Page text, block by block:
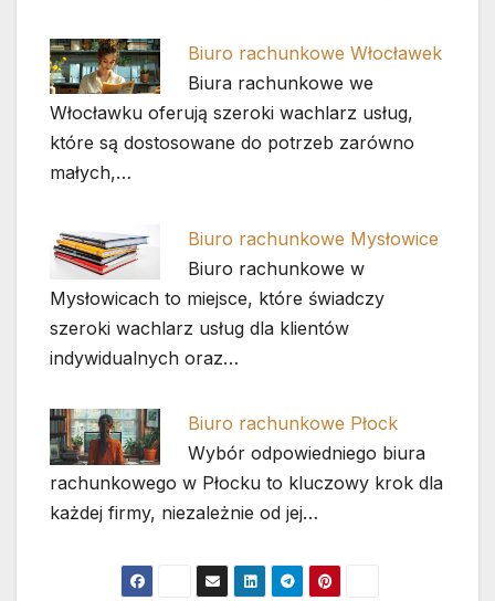
Biuro rachunkowe Włocławek
Biura rachunkowe we
Włocławku oferują szeroki wachlarz usług,
które są dostosowane do potrzeb zarówno
małych,…
Biuro rachunkowe Mysłowice
Biuro rachunkowe w
Mysłowicach to miejsce, które świadczy
szeroki wachlarz usług dla klientów
indywidualnych oraz…
Biuro rachunkowe Płock
Wybór odpowiedniego biura
rachunkowego w Płocku to kluczowy krok dla
każdej firmy, niezależnie od jej…